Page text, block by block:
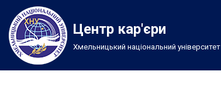
Перейти
до
вмісту
Центр кар'єри
Хмельницький національний університет